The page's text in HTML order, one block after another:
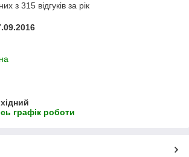
з 315 відгуків за рік
графік роботи